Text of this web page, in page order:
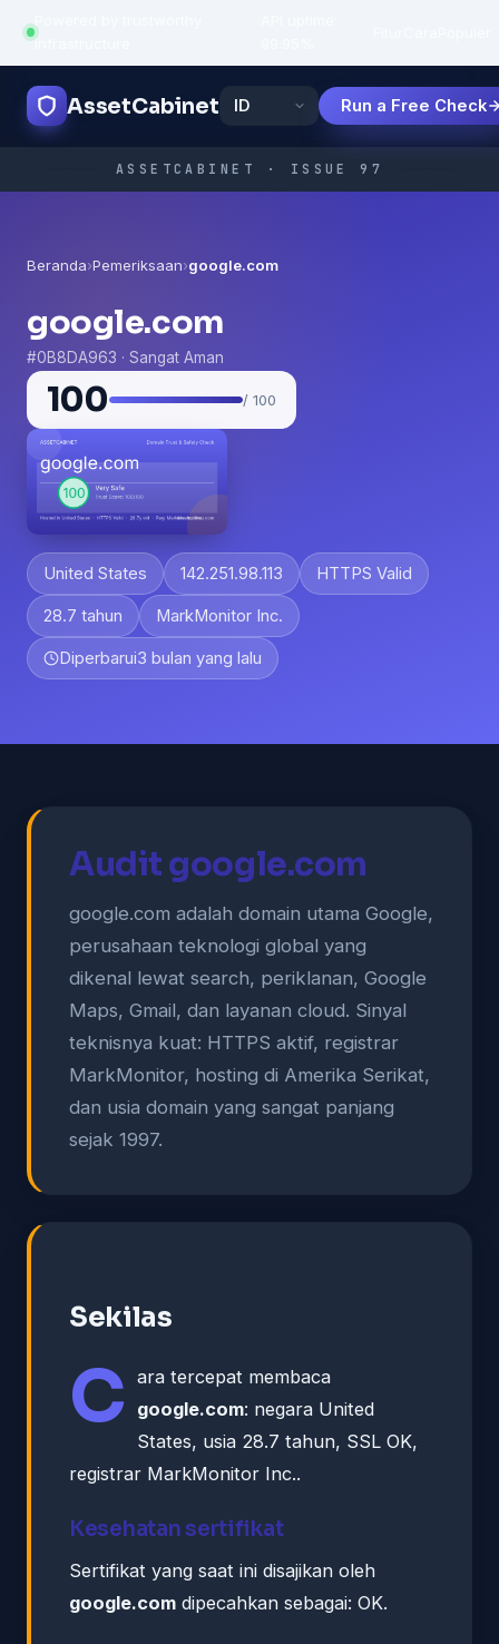
infrastructure
AssetCabinet Run a Free Check
ASSETCABINET · ISSUE 97
Beranda›Pemeriksaan›google.com
google.com
#0B8DA963 · Sangat Aman
100 / 100
United States 142.251.98.113 HTTPS Valid
28.7 tahun MarkMonitor Inc.
Diperbarui3 bulan yang lalu
Audit google.com
google.com adalah domain utama Google,
perusahaan teknologi global yang
dikenal lewat search, periklanan, Google
Maps, Gmail, dan layanan cloud. Sinyal
teknisnya kuat: HTTPS aktif, registrar
MarkMonitor, hosting di Amerika Serikat,
dan usia domain yang sangat panjang
sejak 1997.
Sekilas
C ara tercepat membaca
google.com: negara United
States, usia 28.7 tahun, SSL OK,
registrar MarkMonitor Inc..
Kesehatan sertifikat
Sertifikat yang saat ini disajikan oleh
google.com dipecahkan sebagai: OK.